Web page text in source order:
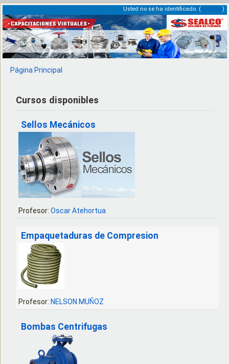
Usted no se ha identificado. ( Acceder)
Página Principal
Cursos disponibles
Sellos Mecánicos
Profesor: Oscar Atehortua
Empaquetaduras de Compresion
Profesor: NELSON MUÑOZ
Bombas Centrifugas